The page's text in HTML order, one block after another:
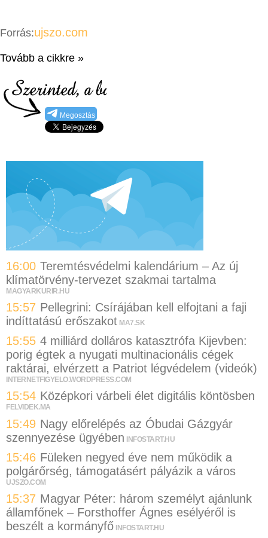
Forrás:ujszo.com
Tovább a cikkre »
Megosztás
16:00 Teremtésvédelmi kalendárium – Az új
klímatörvény-tervezet szakmai tartalma
MAGYARKURIR.HU
15:57 Pellegrini: Csírájában kell elfojtani a faji
indíttatású erőszakot MA7.SK
15:55 4 milliárd dolláros katasztrófa Kijevben:
porig égtek a nyugati multinacionális cégek
raktárai, elvérzett a Patriot légvédelem (videók)
INTERNETFIGYELO.WORDPRESS.COM
15:54 Középkori várbeli élet digitális köntösben
FELVIDEK.MA
15:49 Nagy előrelépés az Óbudai Gázgyár
szennyezése ügyében
INFOSTART.HU
15:46 Füleken negyed éve nem működik a
polgárőrség, támogatásért pályázik a város
UJSZO.COM
15:37 Magyar Péter: három személyt ajánlunk
államfőnek – Forsthoffer Ágnes esélyéről is
beszélt a kormányfő INFOSTART.HU